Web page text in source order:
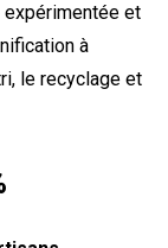
expérimentée et
à
le recyclage et